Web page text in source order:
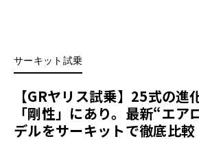
サーキット試乗
【GRヤリス試乗】25式の進
「剛性」にあり。最新“エア
デルをサーキットで徹底比較